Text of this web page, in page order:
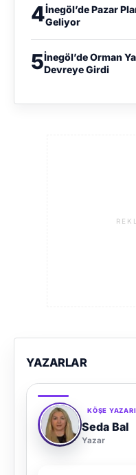
4İnegöl’de Pazar
Geliyor
5İnegöl’de Orman
Devreye Girdi
YAZARLAR
KÖŞE YAZARI
Seda Bal
Yazar